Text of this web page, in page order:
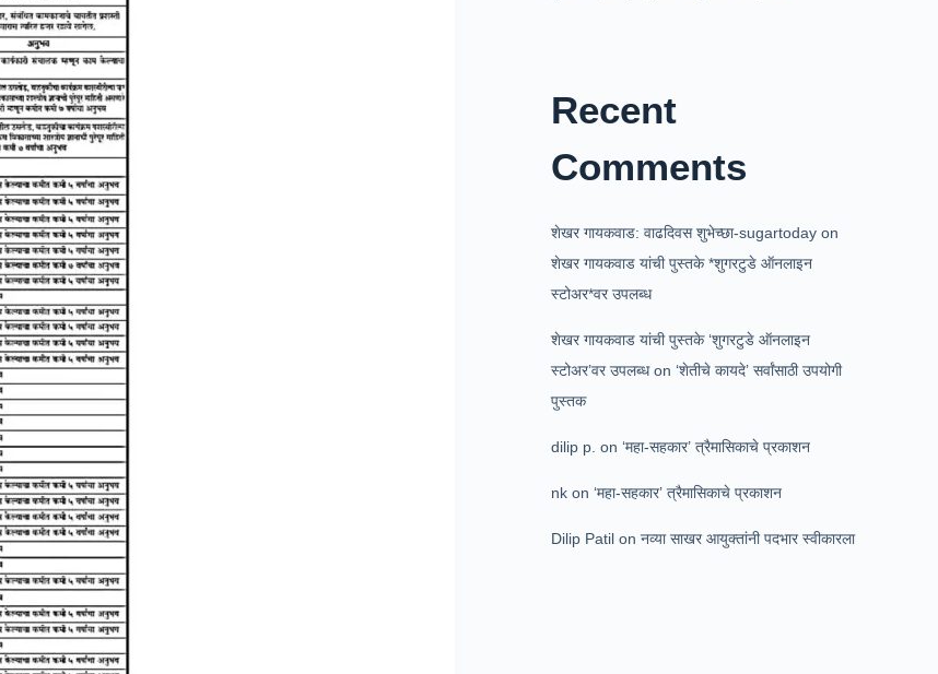
Recent
Comments
शेखर गायकवाड: वाढदिवस शुभेच्छा-sugartoday on
शेखर गायकवाड यांची पुस्तके *शुगरटुडे ऑनलाइन
स्टोअर*वर उपलब्ध
शेखर गायकवाड यांची पुस्तके ‘शुगरटुडे ऑनलाइन
स्टोअर’वर उपलब्धon‘शेतीचे कायदे’ सर्वांसाठी उपयोगी
पुस्तक
dilip p. on‘महा-सहकार’ त्रैमासिकाचे प्रकाशन
nk on‘महा-सहकार’ त्रैमासिकाचे प्रकाशन
Dilip Patil onनव्या साखर आयुक्तांनी पदभार स्वीकारला